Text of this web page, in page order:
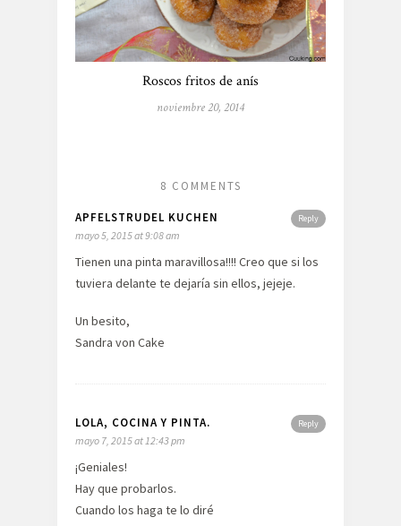
Roscos fritos de anís
noviembre 20, 2014
8 COMMENTS
Reply
APFELSTRUDEL KUCHEN
mayo 5, 2015 at 9:08 am
Tienen una pinta maravillosa!!!! Creo que si los
tuviera delante te dejaría sin ellos, jejeje.
Un besito,
Sandra von Cake
Reply
LOLA, COCINA Y PINTA.
mayo 7, 2015 at 12:43 pm
¡Geniales!
Hay que probarlos.
Cuando los haga te lo diré